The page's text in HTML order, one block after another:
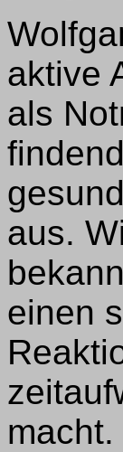
aktive
als
aus.
einen
macht.